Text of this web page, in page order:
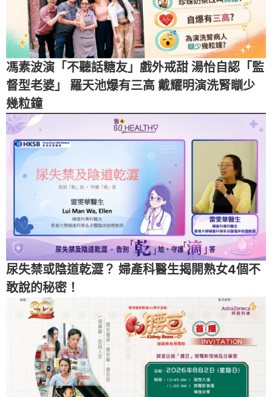
馮素波演「不聽話糖友」戲外戒甜 湯怡自認「監
督型老婆」 羅天池爆有三高 戴耀明演洗腎瞓少
幾粒鐘
尿失禁或陰道乾澀？ 婦產科醫生揭開熟女4個不
敢說的秘密！